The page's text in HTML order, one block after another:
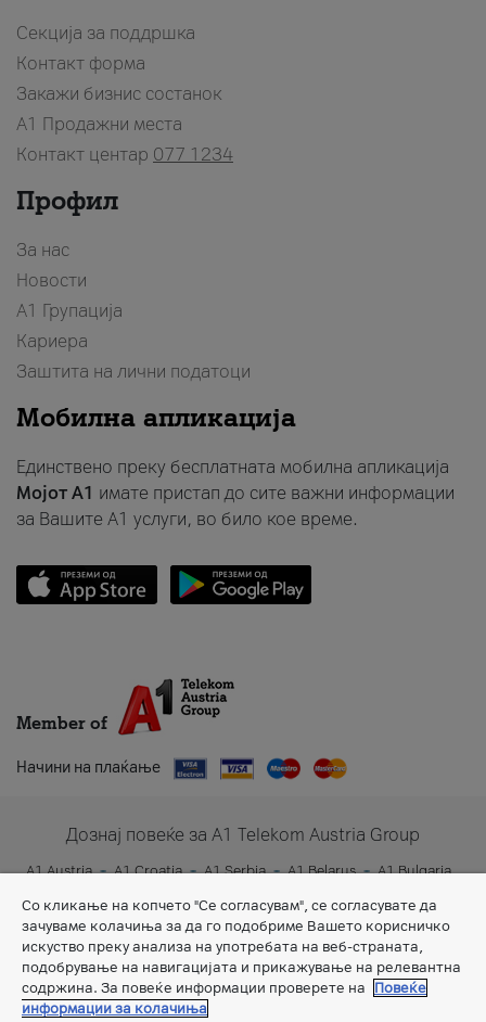
Секција за поддршка
Контакт форма
Закажи бизнис состанок
A1 Продажни места
Контакт центар 077 1234
Профил
За нас
Новости
А1 Групација
Кариера
Заштита на лични податоци
Мобилна апликација
Единствено преку бесплатната мобилна апликација
Мојот A1 имате пристап до сите важни информации
за Вашите A1 услуги, во било кое време.
Member of
Начини на плаќање
Дознај повеќе за A1 Telekom Austria Group
A1 Austria A1 Croatia A1 Serbia A1 Belarus
A1 Bulgaria
A1 Slovenia
A1 Digital
Со кликање на копчето "Се согласувам", се согласувате да
зачуваме колачиња за да го подобриме Вашето корисничко
искуство преку анализа на употребата на веб-страната,
подобрување на навигацијата и прикажување на релевантна
содржина. За повеќе информации проверете на
Повеќе
информации за колачиња